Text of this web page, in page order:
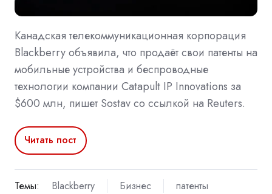
Канадская телекоммуникационная корпорация
Blackberry объявила, что продаёт свои патенты на
мобильные устройства и беспроводные
технологии компании Catapult IP Innovations за
$600 млн, пишет Sostav со ссылкой на Reuters.
Читать пост
Темы: Blackberry Бизнес патенты